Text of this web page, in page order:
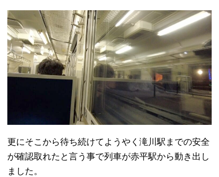
更にそこから待ち続けてようやく滝川駅までの安全
が確認取れたと言う事で列車が赤平駅から動き出し
ました。